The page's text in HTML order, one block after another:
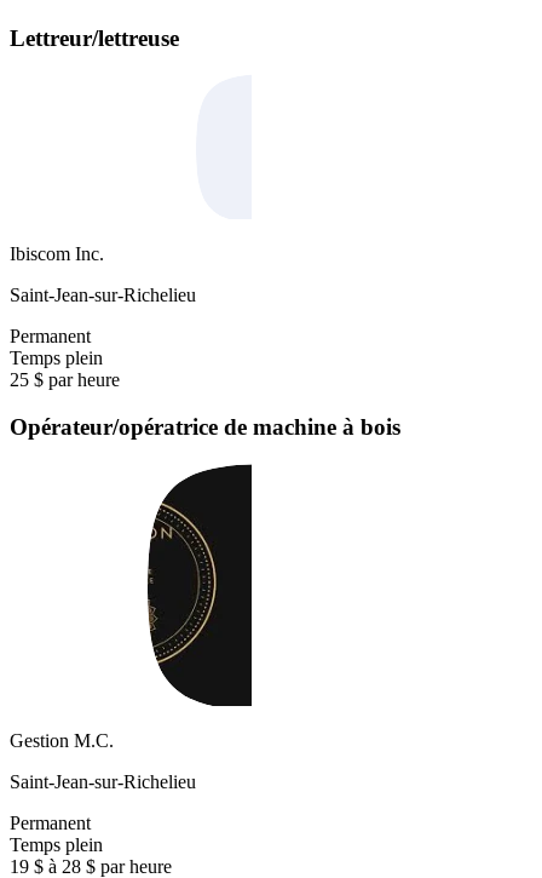
Lettreur/lettreuse
Ibiscom Inc.
Saint-Jean-sur-Richelieu
Permanent
Temps plein
25 $ par heure
Opérateur/opératrice de machine à bois
Gestion M.C.
Saint-Jean-sur-Richelieu
Permanent
Temps plein
19 $ à 28 $ par heure